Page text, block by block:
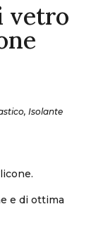
vetro
Isolante
e di ottima